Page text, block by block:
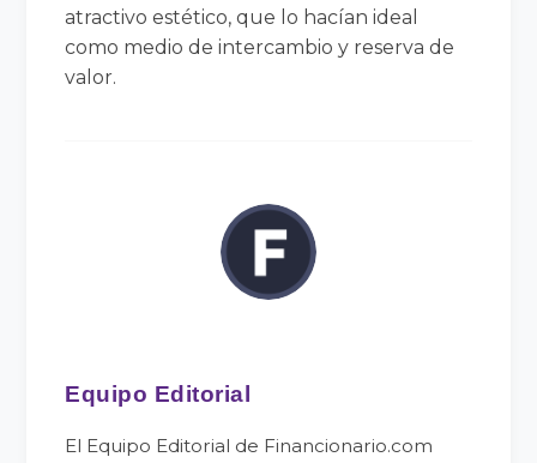
atractivo estético, que lo hacían ideal
como medio de intercambio y reserva de
valor.
Equipo Editorial
El Equipo Editorial de Financionario.com